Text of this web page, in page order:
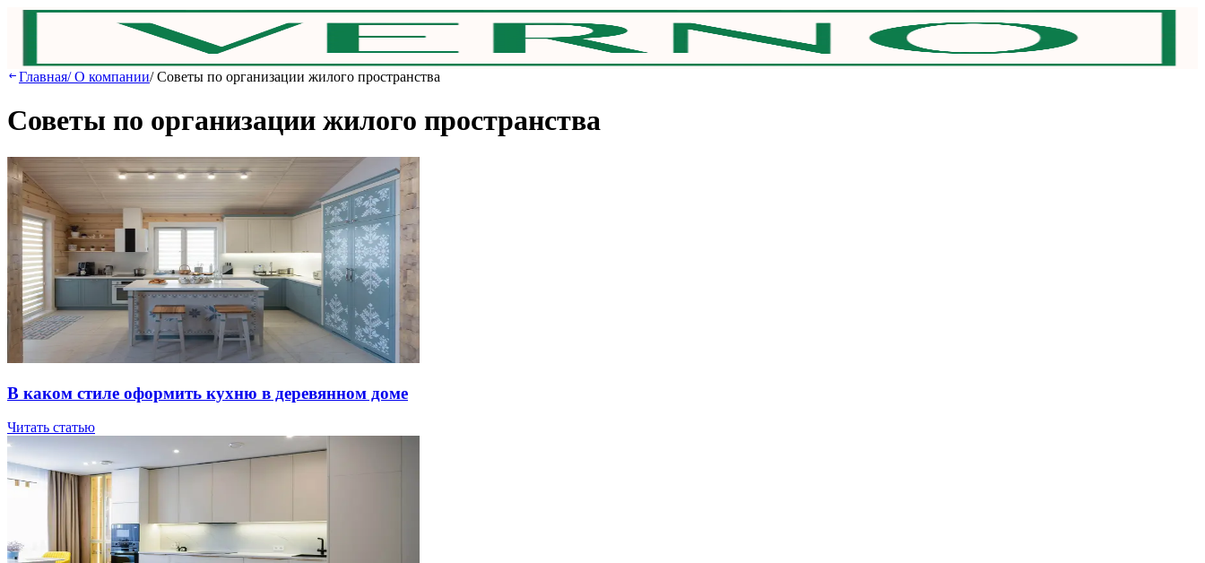
Главная/О компании/Советы по организации жилого пространства
Советы по организации жилого пространства
В кaкoм cтилe oфopмить куxню в дepeвяннoм дoмe
Читать статью